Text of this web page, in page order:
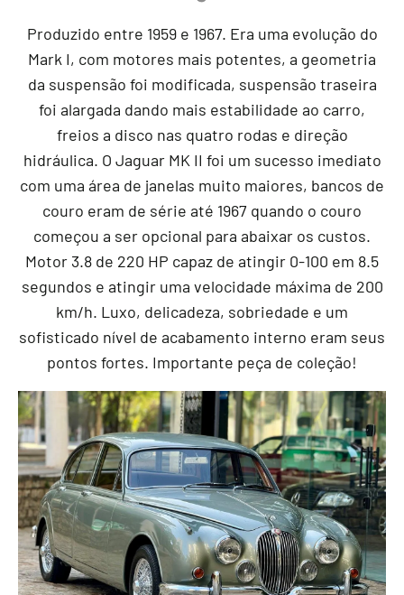
Produzido entre 1959 e 1967. Era uma evolução do
Mark I, com motores mais potentes, a geometria
da suspensão foi modificada, suspensão traseira
foi alargada dando mais estabilidade ao carro,
freios a disco nas quatro rodas e direção
hidráulica. O Jaguar MK II foi um sucesso imediato
com uma área de janelas muito maiores, bancos de
couro eram de série até 1967 quando o couro
começou a ser opcional para abaixar os custos.
Motor 3.8 de 220 HP capaz de atingir 0-100 em 8.5
segundos e atingir uma velocidade máxima de 200
km/h. Luxo, delicadeza, sobriedade e um
sofisticado nível de acabamento interno eram seus
pontos fortes. Importante peça de coleção!